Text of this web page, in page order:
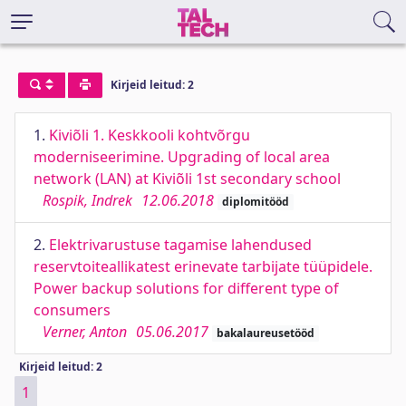
Kirjeid leitud: 2
1. Kiviõli 1. Keskkooli kohtvõrgu
moderniseerimine. Upgrading of local area
network (LAN) at Kiviõli 1st secondary school
Rospik, Indrek 12.06.2018 diplomitööd
2. Elektrivarustuse tagamise lahendused
reservtoiteallikatest erinevate tarbijate tüüpidele.
Power backup solutions for different type of
consumers
Verner, Anton 05.06.2017 bakalaureusetööd
Kirjeid leitud: 2
1